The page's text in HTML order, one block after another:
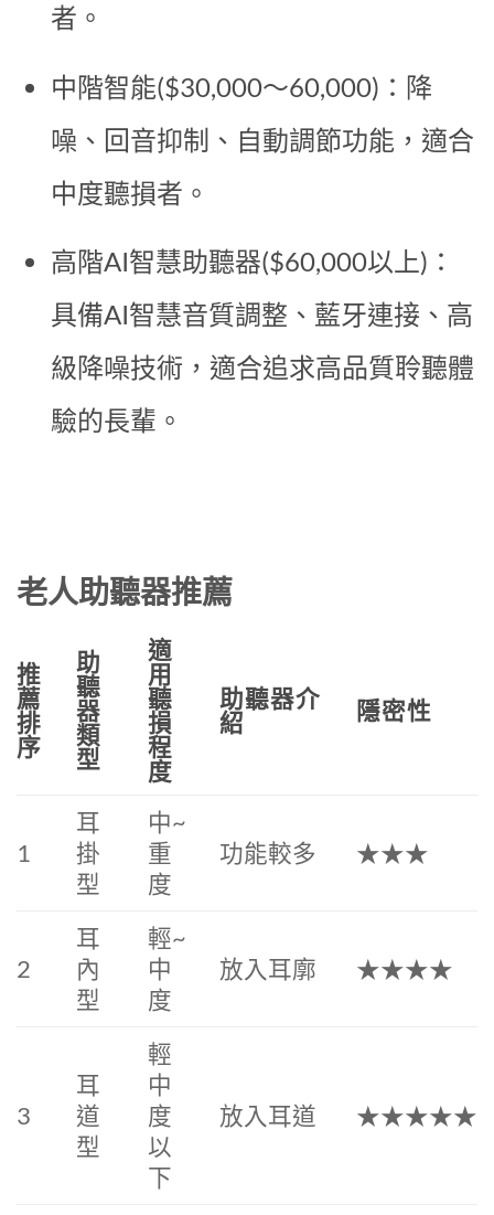
者。
中階智能($30,000～60,000)：降
噪、回音抑制、自動調節功能，適合
中度聽損者。
高階AI智慧助聽器($60,000以上)：
具備AI智慧音質調整、藍牙連接、高
級降噪技術，適合追求高品質聆聽體
驗的長輩。
老人助聽器推薦
推
薦
排
序
助
聽
器
類
型
適
用
聽
損
程
度
助聽器介
紹
隱密性
1
耳
掛
型
中~
重
度
功能較多 ★★★
2
耳
內
型
輕~
中
度
放入耳廓 ★★★★
3
耳
道
型
輕
中
度
以
下
放入耳道 ★★★★★